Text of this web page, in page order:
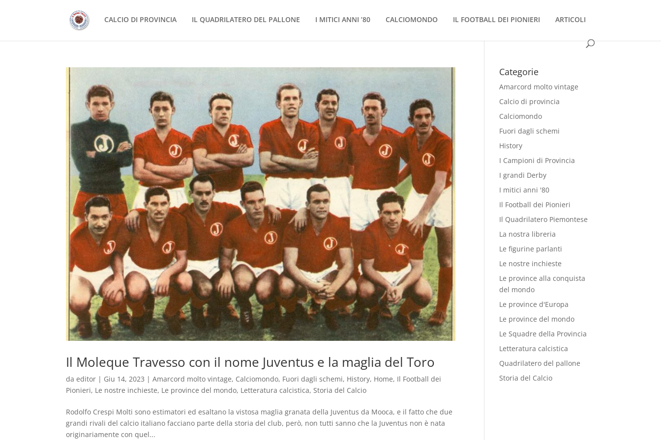
CALCIO DI PROVINCIA IL QUADRILATERO DEL PALLONE I MITICI ANNI ’80 CALCIOMONDO IL FOOTBALL DEI PIONIERI ARTICOLI
Il Moleque Travesso con il nome Juventus e la maglia del Toro
daeditor | Giu 14, 2023 |Amarcord molto vintage, Calciomondo, Fuori dagli schemi, History, Home, Il Football dei
Pionieri, Le nostre inchieste, Le province del mondo, Letteratura calcistica, Storia del Calcio
Rodolfo Crespi Molti sono estimatori ed esaltano la vistosa maglia granata della Juventus da Mooca, e il fatto che due
grandi rivali del calcio italiano facciano parte della storia del club, però, non tutti sanno che la Juventus non è nata
originariamente con quel...
Categorie
Amarcord molto vintage
Calcio di provincia
Calciomondo
Fuori dagli schemi
History
I Campioni di Provincia
I grandi Derby
I mitici anni '80
Il Football dei Pionieri
Il Quadrilatero Piemontese
La nostra libreria
Le figurine parlanti
Le nostre inchieste
Le province alla conquista
del mondo
Le province d'Europa
Le province del mondo
Le Squadre della Provincia
Letteratura calcistica
Quadrilatero del pallone
Storia del Calcio